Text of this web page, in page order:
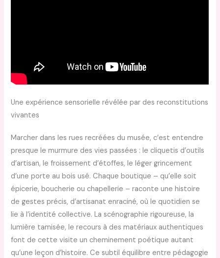
Une expérience sensorielle révélée par des reconstitutions
vivantes
Marcher dans les rues recréées du musée, c’est entendre
presque le murmure des vies passées : le cliquetis d’outils
d’artisan, le froissement d’étoffes, le léger grincement
d’une porte au bois usé. Chaque boutique – qu’elle soit
épicerie, boucherie ou chapellerie – raconte une histoire
de gestes précis, d’artisanat enraciné, où le quotidien se
lie à l’identité collective. La scénographie rigoureuse, la
lumière tamisée, le recours à des matériaux authentiques
font de cette visite un cheminement poétique autant
qu’une leçon d’histoire. Ce subtil équilibre entre pédagogie